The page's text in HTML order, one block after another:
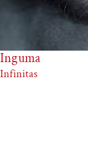
Inguma
Infinitas